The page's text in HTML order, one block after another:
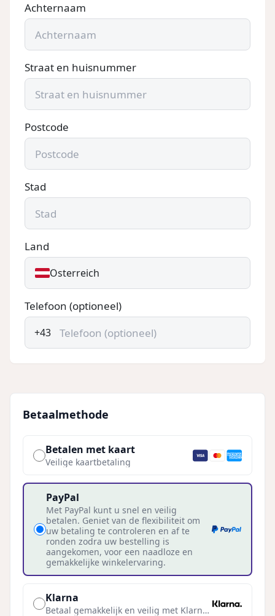
Achternaam
Straat en huisnummer
Postcode
Stad
Land
Österreich
Telefoon (optioneel)
+43
Betaalmethode
Betalen met kaart
Veilige kaartbetaling
PayPal
Met PayPal kunt u snel en veilig
betalen. Geniet van de flexibiliteit om
uw betaling te controleren en af te
ronden zodra uw bestelling is
aangekomen, voor een naadloze en
gemakkelijke winkelervaring.
Klarna
Betaal gemakkelijk en veilig met Klarna.